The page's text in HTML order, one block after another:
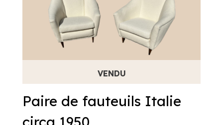
Paire de fauteuils Italie
circa 1950